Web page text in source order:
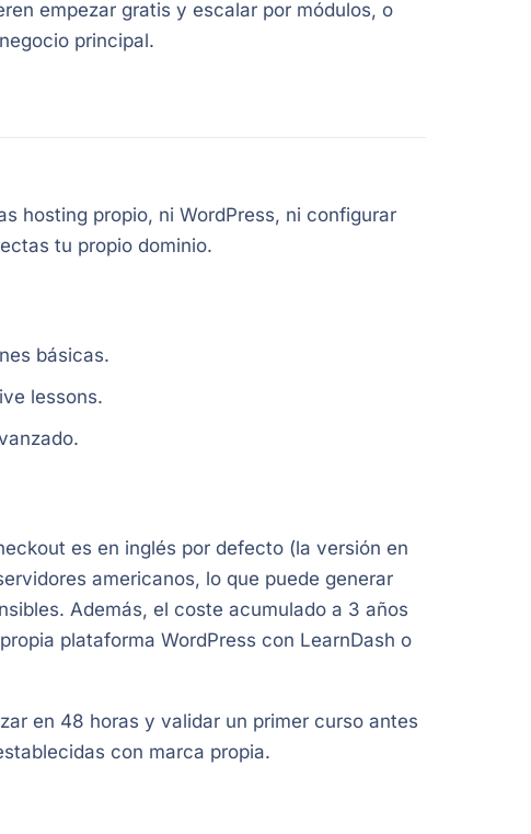
empezar gratis y escalar por módulos, o
principal.
hosting propio, ni WordPress, ni configurar
tu propio dominio.
básicas.
lessons.
es en inglés por defecto (la versión en
americanos, lo que puede generar
Además, el coste acumulado a 3 años
plataforma WordPress con LearnDash o
en 48 horas y validar un primer curso antes
con marca propia.